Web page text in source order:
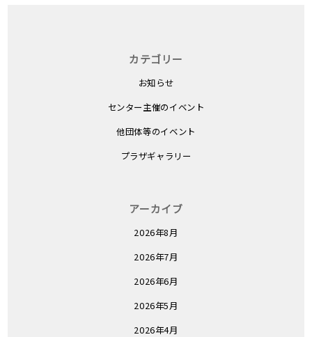
カテゴリー
お知らせ
センター主催のイベント
他団体等のイベント
プラザギャラリー
アーカイブ
2026年8月
2026年7月
2026年6月
2026年5月
2026年4月